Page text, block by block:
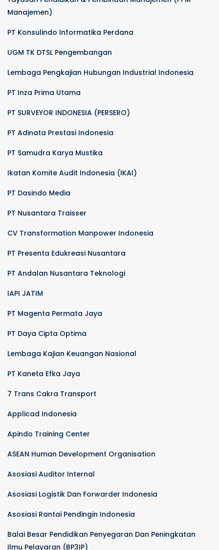
Manajemen)
PT Konsulindo Informatika Perdana
UGM TK DTSL Pengembangan
Lembaga Pengkajian Hubungan Industrial Indonesia
PT Inza Prima Utama
PT SURVEYOR INDONESIA (PERSERO)
PT Adinata Prestasi Indonesia
PT Samudra Karya Mustika
Ikatan Komite Audit Indonesia (IKAI)
PT Dasindo Media
PT Nusantara Traisser
CV Transformation Manpower Indonesia
PT Presenta Edukreasi Nusantara
PT Andalan Nusantara Teknologi
IAPI JATIM
PT Magenta Permata Jaya
PT Daya Cipta Optima
Lembaga Kajian Keuangan Nasional
PT Kaneta Efka Jaya
7 Trans Cakra Transport
Applicad Indonesia
Apindo Training Center
ASEAN Human Development Organisation
Asosiasi Auditor Internal
Asosiasi Logistik Dan Forwarder Indonesia
Asosiasi Rantai Pendingin Indonesia
Balai Besar Pendidikan Penyegaran Dan Peningkatan
Ilmu Pelayaran (BP3IP)